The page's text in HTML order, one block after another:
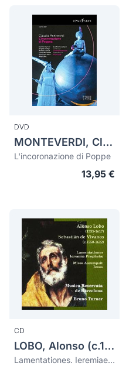
DVD
MONTEVERDI, Claudio (1567-1643)
L'incoronazione di Poppe
13,95 €
CD
LOBO, Alonso (c.1555-1617)
Lamentationes. Ieremiae Prophetae. Missa Assumptit. Iesus